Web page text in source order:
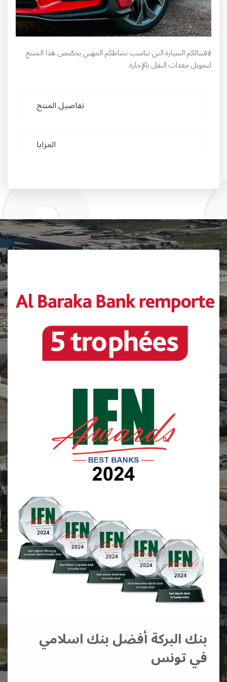
لاقتنائكم السيارة التي تناسب نشاطكم المهني يخصّص هذا المنتج
لتمويل معدات النقل بالإجارة.
تفاصيل المنتج
المزايا
بنك البركة أفضل بنك اسلامي
في تونس